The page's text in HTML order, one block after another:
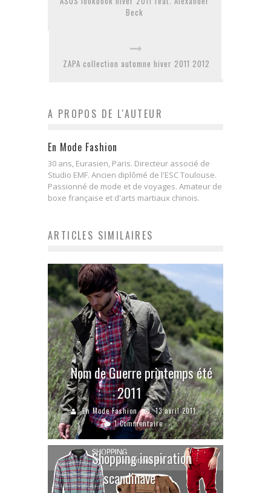
Beck
ZAPA collection automne hiver 2011 2012
A PROPOS DE L'AUTEUR
En Mode Fashion
30 ans, Eurasien, Paris. Directeur associé de
Studio EMF. Ancien diplômé de l'ESC Toulouse.
Passionné de mode et de voyages. Amateur de
boxe française et d'arts martiaux chinois.
ARTICLES SIMILAIRES
Nom de Guerre printemps été
2011
En Mode Fashion
13 avril 2011
1 Commentaire
Shopping inspiration
scandinave